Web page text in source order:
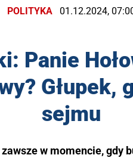
POLITYKA 01.12.2024,
Panie
Głupek,
sejmu
w momencie, gdy